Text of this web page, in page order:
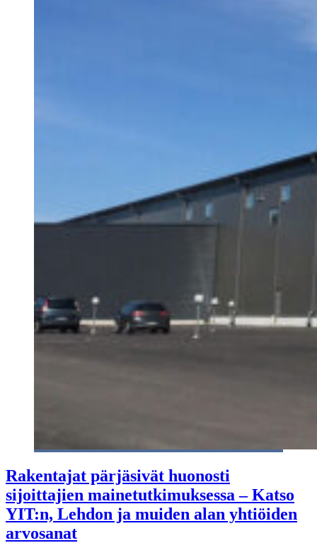
Rakentajat pärjäsivät huonosti
sijoittajien mainetutkimuksessa – Katso
YIT:n, Lehdon ja muiden alan yhtiöiden
arvosanat